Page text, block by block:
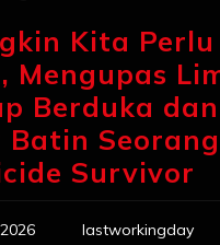
Kita Perlu
Mengupas
Berduka dan
Batin Seorang
Survivor
lastworkingday